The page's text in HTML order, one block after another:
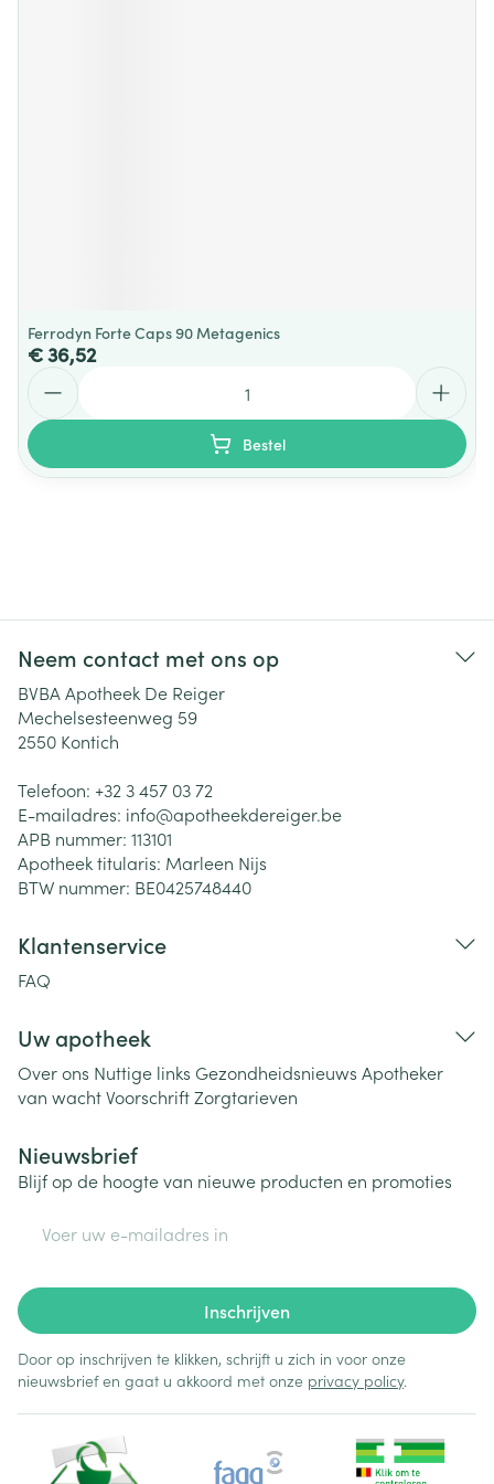
Ferrodyn Forte Caps 90 Metagenics
€ 36,52
Bestel
Neem contact met ons op
BVBA Apotheek De Reiger
Mechelsesteenweg 59
2550 Kontich
Telefoon: +32 3 457 03 72
E-mailadres: info@apotheekdereiger.be
APB nummer: 113101
Apotheek titularis: Marleen Nijs
BTW nummer: BE0425748440
Klantenservice
FAQ
Uw apotheek
Over ons Nuttige links Gezondheidsnieuws Apotheker
van wachtVoorschriftZorgtarieven
Nieuwsbrief
Blijf op de hoogte van nieuwe producten en promoties
Inschrijven
Door op inschrijven te klikken, schrijft u zich in voor onze
nieuwsbrief en gaat u akkoord met onze privacy policy.